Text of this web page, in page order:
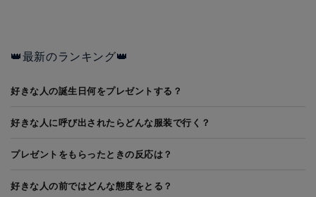
👑最新のランキング👑
好きな人の誕生日何をプレゼントする？
好きな人に呼び出されたらどんな服装で行く？
プレゼントをもらったときの反応は？
好きな人の前ではどんな態度をとる？